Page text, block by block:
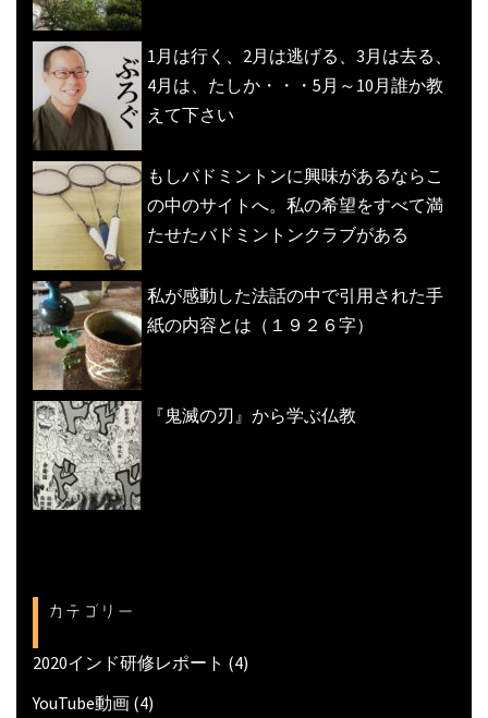
1月は行く、2月は逃げる、3月は去る、
4月は、たしか・・・5月～10月誰か教
えて下さい
もしバドミントンに興味があるならこ
の中のサイトへ。私の希望をすべて満
たせたバドミントンクラブがある
私が感動した法話の中で引用された手
紙の内容とは（１９２６字）
『鬼滅の刃』から学ぶ仏教
カテゴリー
2020インド研修レポート (4)
YouTube動画 (4)